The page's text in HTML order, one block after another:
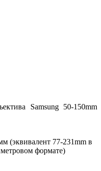
Samsung 50-150mm
(эквивалент 77-231mm в
формате)